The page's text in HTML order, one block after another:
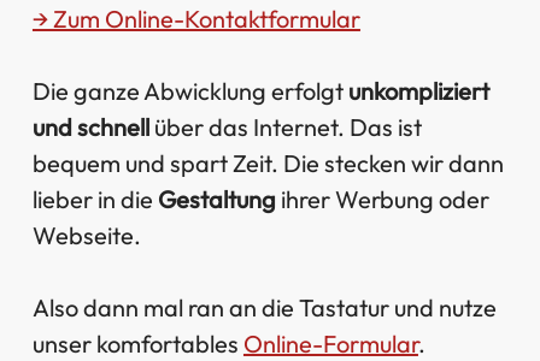
→ Zum Online-Kontaktformular
Die ganze Abwicklung erfolgt unkompliziert
und schnellüber das Internet. Das ist
bequem und spart Zeit. Die stecken wir dann
lieber in die Gestaltung ihrer Werbung oder
Webseite.
Also dann mal ran an die Tastatur und nutze
unser komfortables Online-Formular.